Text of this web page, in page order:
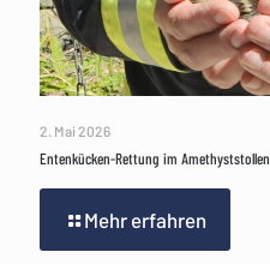
2. Mai 2026
Entenkücken-Rettung im Amethyststollen
Mehr erfahren